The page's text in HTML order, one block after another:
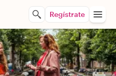
Regístrate